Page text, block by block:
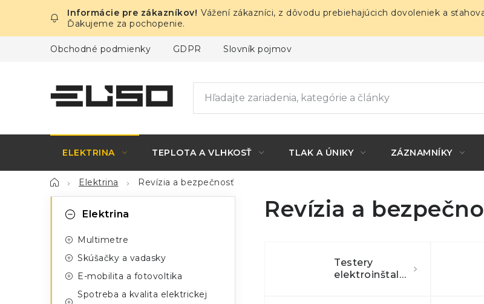
obsah
Vážení zákazníci, z dôvodu prebiehajúcich dovoleniek a
Ďakujeme za pochopenie.
Obchodné podmienky GDPR Slovník pojmov
ELEKTRINA TEPLOTA A VLHKOSŤ TLAK A ÚNIKY ZÁZNAMNÍKY
DomovElektrina Revízia a bezpečnosť
kategórieElektrina
Multimetre
Skúšačky a vadasky
E-mobilita a fotovoltika
Spotreba a kvalita elektrickej
Revízia a
Testery
elektroinštalácie